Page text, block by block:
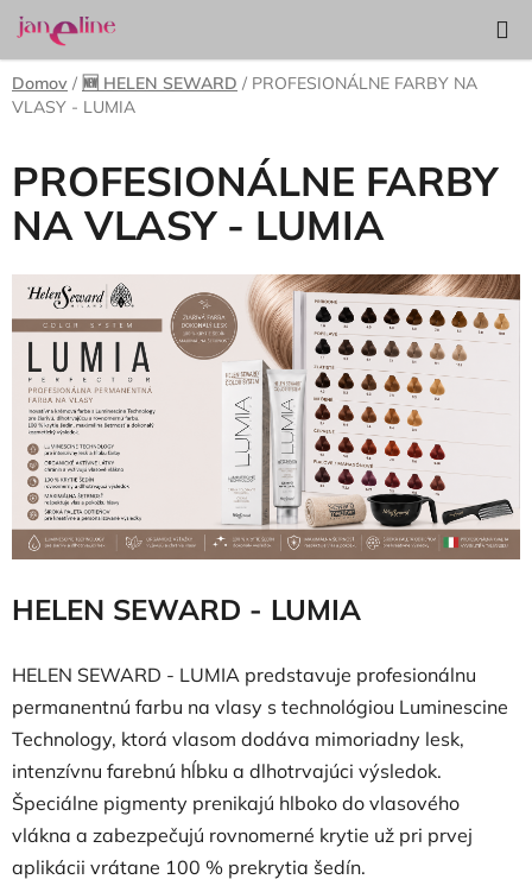
Prejsť
na
obsah
KOŠÍK
Domov / 🆕 HELEN SEWARD / PROFESIONÁLNE FARBY NA
VLASY - LUMIA
PROFESIONÁLNE FARBY
NA VLASY - LUMIA
HELEN SEWARD - LUMIA
HELEN SEWARD - LUMIA predstavuje profesionálnu
permanentnú farbu na vlasy s technológiou Luminescine
Technology, ktorá vlasom dodáva mimoriadny lesk,
intenzívnu farebnú hĺbku a dlhotrvajúci výsledok.
Špeciálne pigmenty prenikajú hlboko do vlasového
vlákna a zabezpečujú rovnomerné krytie už pri prvej
aplikácii vrátane 100 % prekrytia šedín.